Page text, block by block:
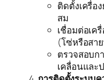
ติดตั้งเครื่อ
สม
เชื่อมต่อเค
(โซ่หรือสา
ตรวจสอบก
เคลื่อนและ